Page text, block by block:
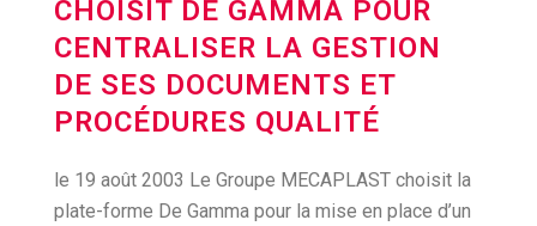
CHOISIT DE GAMMA POUR
CENTRALISER LA GESTION
DE SES DOCUMENTS ET
PROCÉDURES QUALITÉ
le 19 août 2003 Le Groupe MECAPLAST choisit la
plate-forme De Gamma pour la mise en place d’un